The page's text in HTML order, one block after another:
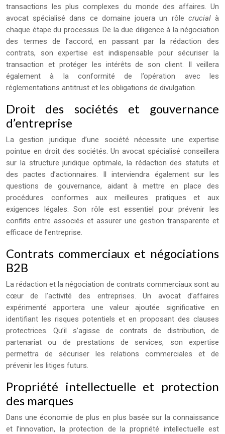
transactions les plus complexes du monde des affaires. Un
avocat spécialisé dans ce domaine jouera un rôle crucialà
chaque étape du processus. De la due diligence à la négociation
des termes de l’accord, en passant par la rédaction des
contrats, son expertise est indispensable pour sécuriser la
transaction et protéger les intérêts de son client. Il veillera
également à la conformité de l’opération avec les
réglementations antitrust et les obligations de divulgation.
Droit des sociétés et gouvernance
d’entreprise
La gestion juridique d’une société nécessite une expertise
pointue en droit des sociétés. Un avocat spécialisé conseillera
sur la structure juridique optimale, la rédaction des statuts et
des pactes d’actionnaires. Il interviendra également sur les
questions de gouvernance, aidant à mettre en place des
procédures conformes aux meilleures pratiques et aux
exigences légales. Son rôle est essentiel pour prévenir les
conflits entre associés et assurer une gestion transparente et
efficace de l’entreprise.
Contrats commerciaux et négociations
B2B
La rédaction et la négociation de contrats commerciaux sont au
cœur de l’activité des entreprises. Un avocat d’affaires
expérimenté apportera une valeur ajoutée significative en
identifiant les risques potentiels et en proposant des clauses
protectrices. Qu’il s’agisse de contrats de distribution, de
partenariat ou de prestations de services, son expertise
permettra de sécuriser les relations commerciales et de
prévenir les litiges futurs.
Propriété intellectuelle et protection
des marques
Dans une économie de plus en plus basée sur la connaissance
et l’innovation, la protection de la propriété intellectuelle est